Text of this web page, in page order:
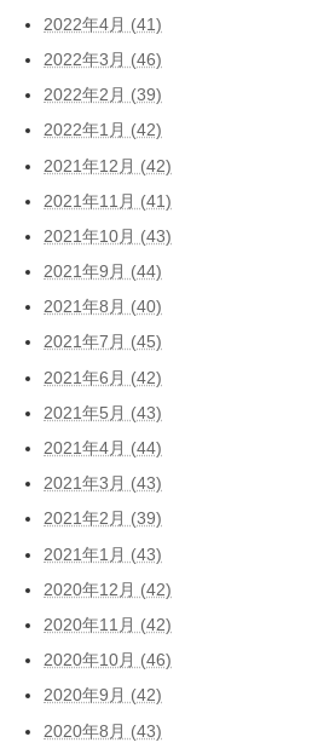
2022年4月 (41)
2022年3月 (46)
2022年2月 (39)
2022年1月 (42)
2021年12月 (42)
2021年11月 (41)
2021年10月 (43)
2021年9月 (44)
2021年8月 (40)
2021年7月 (45)
2021年6月 (42)
2021年5月 (43)
2021年4月 (44)
2021年3月 (43)
2021年2月 (39)
2021年1月 (43)
2020年12月 (42)
2020年11月 (42)
2020年10月 (46)
2020年9月 (42)
2020年8月 (43)